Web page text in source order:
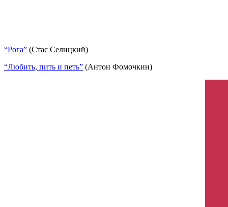
“Рога” (Стас Селицкий)
“Любить, пить и петь” (Антон Фомочкин)